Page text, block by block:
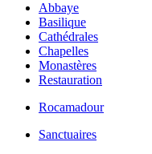
Abbaye
Basilique
Cathédrales
Chapelles
Monastères
Restauration
Rocamadour
Sanctuaires